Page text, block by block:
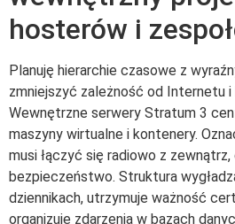
hosterów i
Planuję hierarchie czasowe z
zmniejszyć zależność od Internetu
Wewnętrzne serwery Stratum 3
maszyny wirtualne i kontenery.
musi łączyć się radiowo z
bezpieczeństwo. Struktura
dziennikach, utrzymuje ważność
organizuje zdarzenia w bazach